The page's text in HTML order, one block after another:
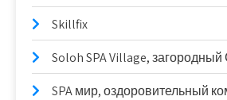
Skillfix
Soloh SPA Village,
SPA мир, оздоровительный